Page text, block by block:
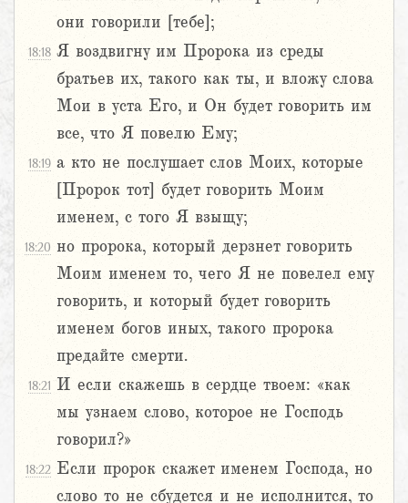
они говорили [тебе];
18:18 Я воздвигну им Пророка из среды
братьев их, такого как ты, и вложу слова
Мои в уста Его, и Он будет говорить им
все, что Я повелю Ему;
18:19 а кто не послушает слов Моих, которые
[Пророк тот] будет говорить Моим
именем, с того Я взыщу;
18:20 но пророка, который дерзнет говорить
Моим именем то, чего Я не повелел ему
говорить, и который будет говорить
именем богов иных, такого пророка
предайте смерти.
18:21 И если скажешь в сердце твоем: «как
мы узнаем слово, которое не Господь
говорил?»
18:22 Если пророк скажет именем Господа, но
слово то не сбудется и не исполнится, то